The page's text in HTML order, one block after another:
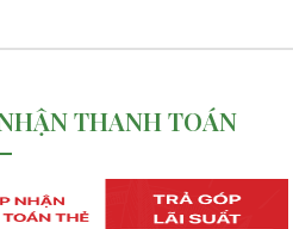
THANH TOÁN